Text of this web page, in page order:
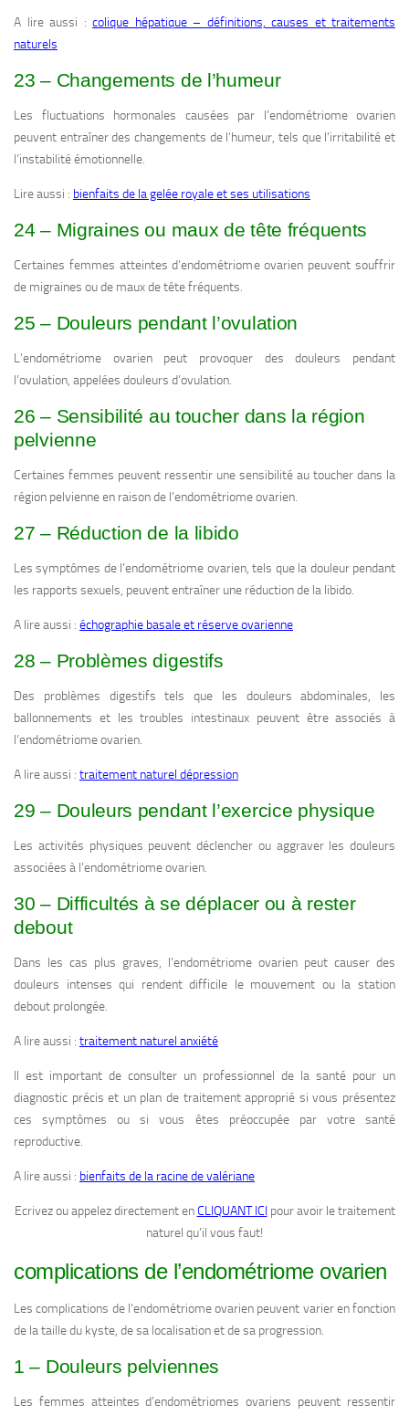
A lire aussi : colique hépatique – définitions, causes et traitements
naturels
23 – Changements de l’humeur
Les fluctuations hormonales causées par l’endométriome ovarien
peuvent entraîner des changements de l’humeur, tels que l’irritabilité et
l’instabilité émotionnelle.
Lire aussi : bienfaits de la gelée royale et ses utilisations
24 – Migraines ou maux de tête fréquents
Certaines femmes atteintes d’endométriome ovarien peuvent souffrir
de migraines ou de maux de tête fréquents.
25 – Douleurs pendant l’ovulation
L’endométriome ovarien peut provoquer des douleurs pendant
l’ovulation, appelées douleurs d’ovulation.
26 – Sensibilité au toucher dans la région
pelvienne
Certaines femmes peuvent ressentir une sensibilité au toucher dans la
région pelvienne en raison de l’endométriome ovarien.
27 – Réduction de la libido
Les symptômes de l’endométriome ovarien, tels que la douleur pendant
les rapports sexuels, peuvent entraîner une réduction de la libido.
A lire aussi : échographie basale et réserve ovarienne
28 – Problèmes digestifs
Des problèmes digestifs tels que les douleurs abdominales, les
ballonnements et les troubles intestinaux peuvent être associés à
l’endométriome ovarien.
A lire aussi : traitement naturel dépression
29 – Douleurs pendant l’exercice physique
Les activités physiques peuvent déclencher ou aggraver les douleurs
associées à l’endométriome ovarien.
30 – Difficultés à se déplacer ou à rester
debout
Dans les cas plus graves, l’endométriome ovarien peut causer des
douleurs intenses qui rendent difficile le mouvement ou la station
debout prolongée.
A lire aussi : traitement naturel anxiété
Il est important de consulter un professionnel de la santé pour un
diagnostic précis et un plan de traitement approprié si vous présentez
ces symptômes ou si vous êtes préoccupée par votre santé
reproductive.
A lire aussi : bienfaits de la racine de valériane
Ecrivez ou appelez directement enCLIQUANT ICI pour avoir le traitement
naturel qu’il vous faut!
complications de l’endométriome ovarien
Les complications de l’endométriome ovarien peuvent varier en fonction
de la taille du kyste, de sa localisation et de sa progression.
1 – Douleurs pelviennes
Les femmes atteintes d’endométriomes ovariens peuvent ressentir